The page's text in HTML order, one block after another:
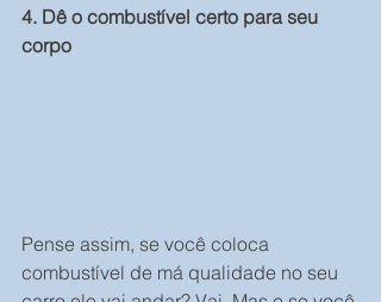
4. Dê o combustível certo para seu
corpo
Pense assim, se você coloca
combustível de má qualidade no seu